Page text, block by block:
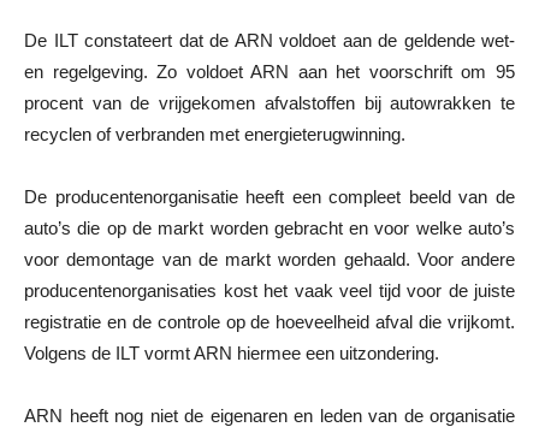
De ILT constateert dat de ARN voldoet aan de geldende wet-
en regelgeving. Zo voldoet ARN aan het voorschrift om 95
procent van de vrijgekomen afvalstoffen bij autowrakken te
recyclen of verbranden met energieterugwinning.
De producentenorganisatie heeft een compleet beeld van de
auto’s die op de markt worden gebracht en voor welke auto’s
voor demontage van de markt worden gehaald. Voor andere
producentenorganisaties kost het vaak veel tijd voor de juiste
registratie en de controle op de hoeveelheid afval die vrijkomt.
Volgens de ILT vormt ARN hiermee een uitzondering.
ARN heeft nog niet de eigenaren en leden van de organisatie